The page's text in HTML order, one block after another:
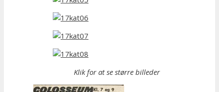
Klik for at se større billeder